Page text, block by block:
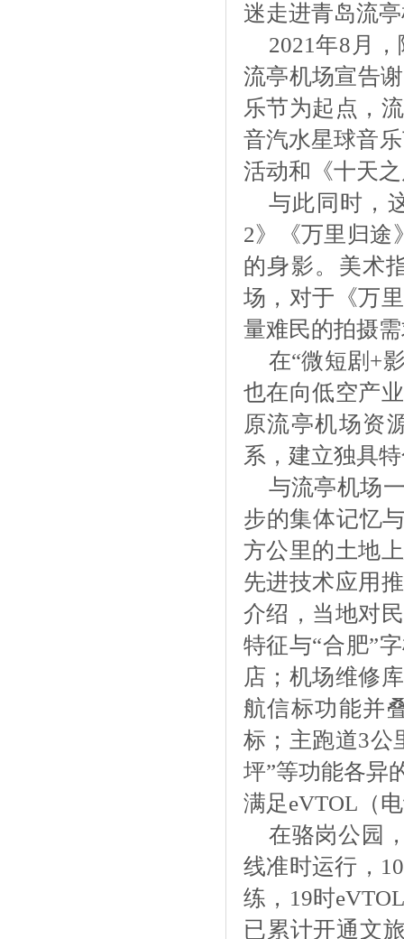
迷走进青岛流
2021年8月
流亭机场宣告
乐节为起点，
音汽水星球音
活动和《十天
与此同时，
2》《万里归途
的身影。美术
场，对于《万
量难民的拍摄
在“微短剧+
也在向低空产
原流亭机场资
系，建立独具
与流亭机场
步的集体记忆
方公里的土地
先进技术应用
介绍，当地对
特征与“合肥”
店；机场维修
航信标功能并
标；主跑道3公
坪”等功能各异
满足eVTOL（
在骆岗公园
线准时运行，
练，19时
已累计开通文